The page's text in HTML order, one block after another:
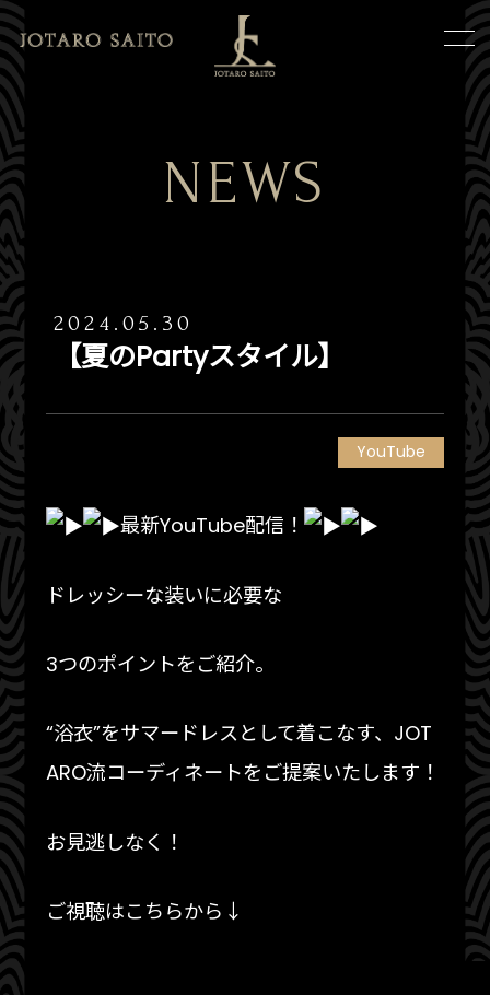
NEWS
2024.05.30
【夏のPartyスタイル】
YouTube
最新YouTube配信！
ドレッシーな装いに必要な
3つのポイントをご紹介。
“浴衣”をサマードレスとして着こなす、JOT
ARO流コーディネートをご提案いたします！
お見逃しなく！
ご視聴はこちらから↓